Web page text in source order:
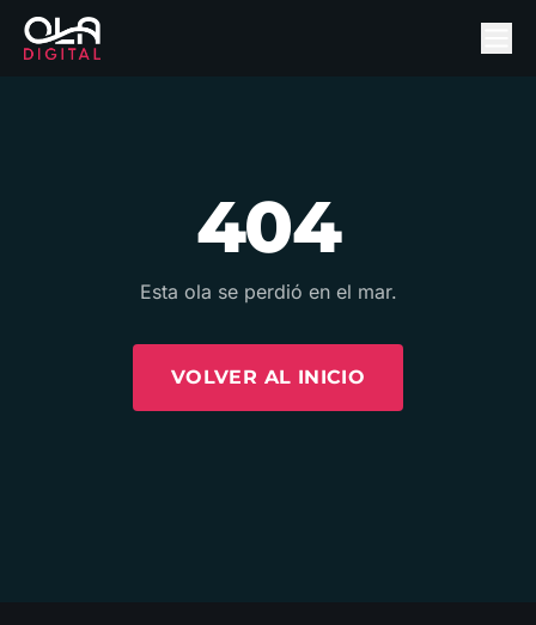
404
Esta ola se perdió en el mar.
VOLVER AL INICIO